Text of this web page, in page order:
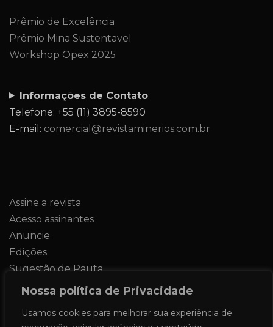
Nossa política de Privacidade
Usamos cookies para melhorar sua experiência de
Prêmio de Excelência
Prêmio Mina Sustentavel
Workshop Opex 2025
Informações de Contato:
Telefone: +55 (11) 3895-8590
E-mail: comercial@revistaminerios.com.br
Assine a revista
Acesso assinantes
Anuncie
Edições
Sugestão de Pauta
Contato